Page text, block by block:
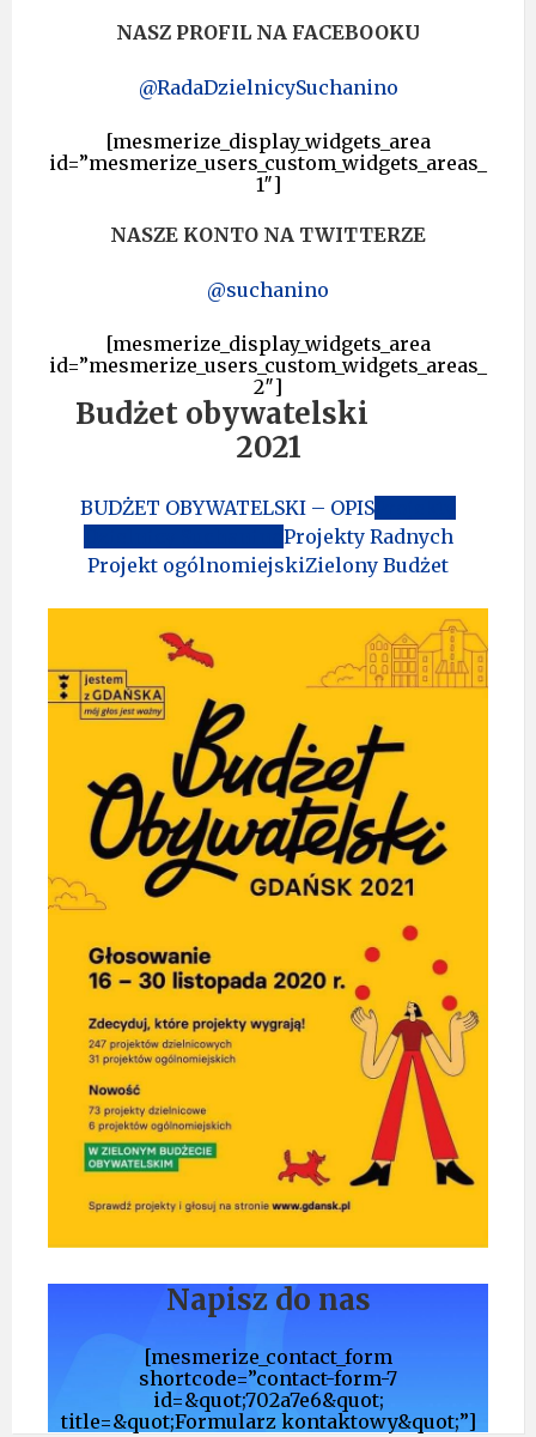
NASZ PROFIL NA FACEBOOKU
@RadaDzielnicySuchanino
[mesmerize_display_widgets_area
id=”mesmerize_users_custom_widgets_areas_
1″]
NASZE KONTO NA TWITTERZE
@suchanino
[mesmerize_display_widgets_area
id=”mesmerize_users_custom_widgets_areas_
2″]
Budżet obywatelski
2021
BUDŻET OBYWATELSKI – OPIS
Projekty Radnych
Projekt ogólnomiejskiZielony Budżet
Napisz do nas
[mesmerize_contact_form
shortcode=”contact-form-7
id=&quot;702a7e6&quot;
title=&quot;Formularz kontaktowy&quot;”]